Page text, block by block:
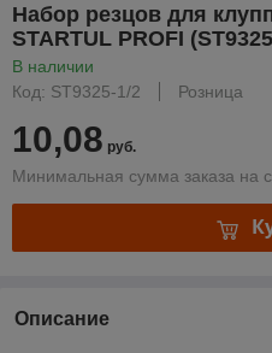
Набор резцов для
STARTUL PROFI
В наличии
Код: ST9325-1/2
Розница
10,08 руб.
Минимальная сумма заказа на
Описание